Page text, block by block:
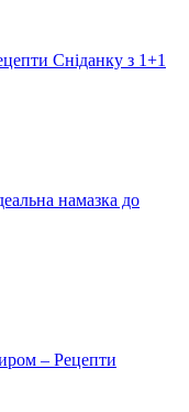
Сніданку з 1+1
намазка до
– Рецепти